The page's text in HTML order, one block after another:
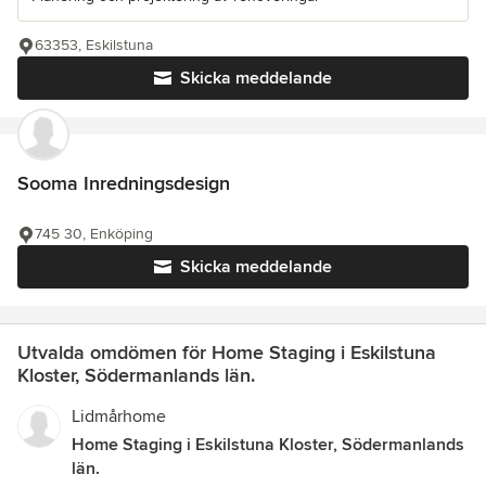
Skicka meddelande
63353, Eskilstuna
Sooma Inredningsdesign
Skicka meddelande
745 30, Enköping
Utvalda omdömen för Home Staging i Eskilstuna
Kloster, Södermanlands län.
Lidmårhome
Home Staging i Eskilstuna Kloster, Södermanlands
län.